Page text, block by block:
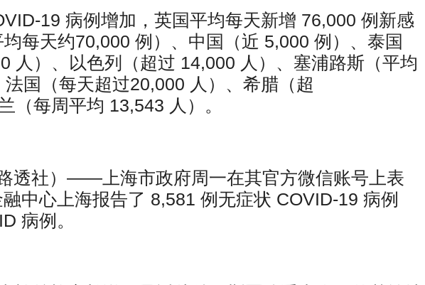
19 病例增加，英国平均每天新增 76,000 例新感
每天约70,000 例）、中国（近 5,000 例）、泰国
人）、以色列（超过 14,000 人）、塞浦路斯（平均
国（每天超过20,000 人）、希腊（超
（每周平均 13,543 人）。
透社）——上海市政府周一在其官方微信账号上表
中心上海报告了 8,581 例无症状 COVID-19 病例
病例。